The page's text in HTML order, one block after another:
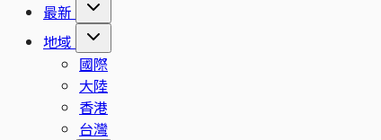
最新
地域
國際
大陸
香港
台灣